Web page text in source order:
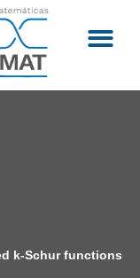
k-Schur functions